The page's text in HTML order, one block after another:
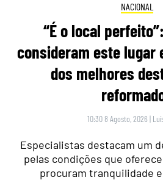
NACIONAL
“É o local
consideram este lugar
dos melhores
10:30 8 Agosto, 2026 |
Especialistas destacam um
pelas condições que
procuram tranquilidade